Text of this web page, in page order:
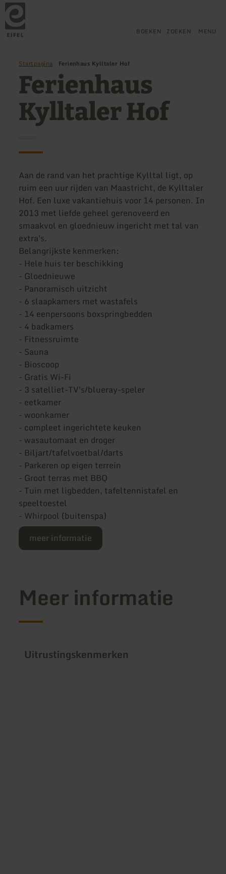
Terug
naar
de
startpagina
BOEKEN ZOEKEN MENU
Startpagina Ferienhaus Kylltaler Hof
Ferienhaus
Kylltaler Hof
Aan de rand van het prachtige Kylltal ligt, op
ruim een uur rijden van Maastricht, de Kylltaler
Hof. Een luxe vakantiehuis voor 14 personen. In
2013 met liefde geheel gerenoveerd en
smaakvol en gloednieuw ingericht met tal van
extra's.
Belangrijkste kenmerken:
- Hele huis ter beschikking
- Gloednieuwe
- Panoramisch uitzicht
- 6 slaapkamers met wastafels
- 14 eenpersoons boxspringbedden
- 4 badkamers
- Fitnessruimte
- Sauna
- Bioscoop
- Gratis Wi-Fi
- 3 satelliet-TV's/blueray-speler
- eetkamer
- woonkamer
- compleet ingerichtete keuken
- wasautomaat en droger
- Biljart/tafelvoetbal/darts
- Parkeren op eigen terrein
- Groot terras met BBQ
- Tuin met ligbedden, tafeltennistafel en
speeltoestel
- Whirpool (buitenspa)
meer informatie
Meer informatie
Uitrustingskenmerken